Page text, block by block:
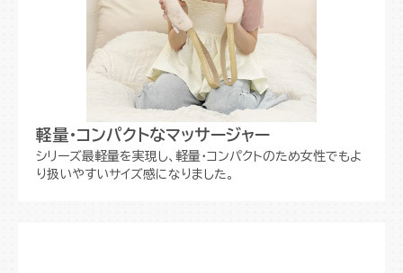
軽量・コンパクトなマッサージャー
シリーズ最軽量を実現し、軽量・コンパクトのため女性でもよ
り扱いやすいサイズ感になりました。